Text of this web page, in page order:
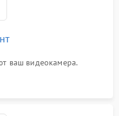
ваш видеокамера.